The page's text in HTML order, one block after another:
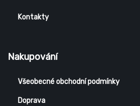
Kontakty
Nakupování
Všeobecné obchodní podmínky
Doprava